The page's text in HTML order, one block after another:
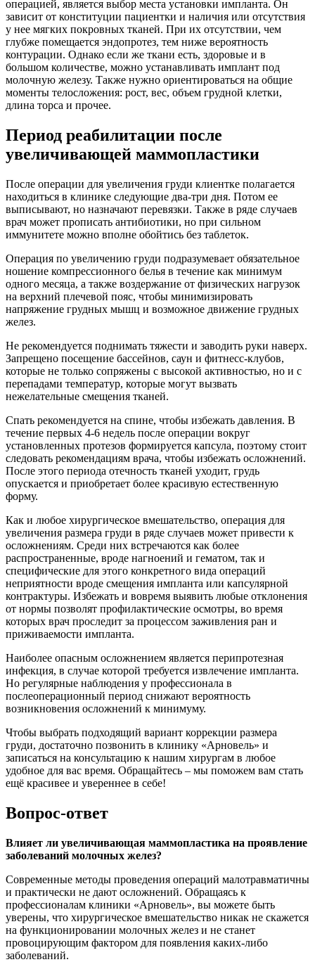
операцией, является выбор места установки импланта. Он
зависит от конституции пациентки и наличия или отсутствия
у нее мягких покровных тканей. При их отсутствии, чем
глубже помещается эндопротез, тем ниже вероятность
контурации. Однако если же ткани есть, здоровые и в
большом количестве, можно устанавливать имплант под
молочную железу. Также нужно ориентироваться на общие
моменты телосложения: рост, вес, объем грудной клетки,
длина торса и прочее.
Период реабилитации после
увеличивающей маммопластики
После операции для увеличения груди клиентке полагается
находиться в клинике следующие два-три дня. Потом ее
выписывают, но назначают перевязки. Также в ряде случаев
врач может прописать антибиотики, но при сильном
иммунитете можно вполне обойтись без таблеток.
Операция по увеличению груди подразумевает обязательное
ношение компрессионного белья в течение как минимум
одного месяца, а также воздержание от физических нагрузок
на верхний плечевой пояс, чтобы минимизировать
напряжение грудных мышц и возможное движение грудных
желез.
Не рекомендуется поднимать тяжести и заводить руки наверх.
Запрещено посещение бассейнов, саун и фитнесс-клубов,
которые не только сопряжены с высокой активностью, но и с
перепадами температур, которые могут вызвать
нежелательные смещения тканей.
Спать рекомендуется на спине, чтобы избежать давления. В
течение первых 4-6 недель после операции вокруг
установленных протезов формируется капсула, поэтому стоит
следовать рекомендациям врача, чтобы избежать осложнений.
После этого периода отечность тканей уходит, грудь
опускается и приобретает более красивую естественную
форму.
Как и любое хирургическое вмешательство, операция для
увеличения размера груди в ряде случаев может привести к
осложнениям. Среди них встречаются как более
распространенные, вроде нагноений и гематом, так и
специфические для этого конкретного вида операций
неприятности вроде смещения импланта или капсулярной
контрактуры. Избежать и вовремя выявить любые отклонения
от нормы позволят профилактические осмотры, во время
которых врач проследит за процессом заживления ран и
приживаемости импланта.
Наиболее опасным осложнением является перипротезная
инфекция, в случае которой требуется извлечение импланта.
Но регулярные наблюдения у профессионала в
послеоперационный период снижают вероятность
возникновения осложнений к минимуму.
Чтобы выбрать подходящий вариант коррекции размера
груди, достаточно позвонить в клинику «Арновель» и
записаться на консультацию к нашим хирургам в любое
удобное для вас время. Обращайтесь – мы поможем вам стать
ещё красивее и увереннее в себе!
Вопрос-ответ
Влияет ли увеличивающая маммопластика на проявление
заболеваний молочных желез?
Современные методы проведения операций малотравматичны
и практически не дают осложнений. Обращаясь к
профессионалам клиники «Арновель», вы можете быть
уверены, что хирургическое вмешательство никак не скажется
на функционировании молочных желез и не станет
провоцирующим фактором для появления каких-либо
заболеваний.